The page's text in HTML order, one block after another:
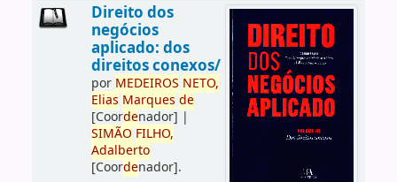
Direito dos
negócios
aplicado: dos
direitos conexos/
por MEDEIROS NETO,
Elias Marques de
[Coordenador] |
SIMÃO FILHO,
Adalberto
[Coordenador].